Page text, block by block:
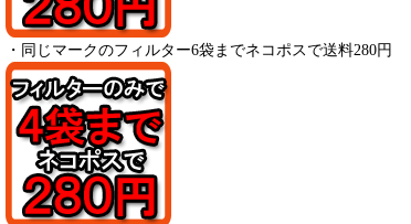
・ 同じマークのフィルター6袋までネコポスで送料280円